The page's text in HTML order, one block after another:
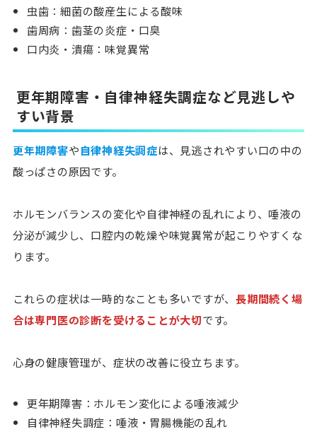
虫歯：細菌の酸産生による酸味
歯周病：歯茎の炎症・口臭
口内炎・潰瘍：味覚異常
更年期障害・自律神経失調症など見逃しや
すい背景
更年期障害や自律神経失調症は、見逃されやすい口の中の
酸っぱさの原因です。
ホルモンバランスの変化や自律神経の乱れにより、唾液の
分泌が減少し、口腔内の乾燥や味覚異常が起こりやすく な
ります。
これらの症状は一時的なことも多いですが、長期間続く場
合は専門医の診断を受けることが大切です。
心身の健康管理が、症状の改善に役立ちます。
更年期障害：ホルモン変化による唾液減少
自律神経失調症：唾液・胃腸機能の乱れ